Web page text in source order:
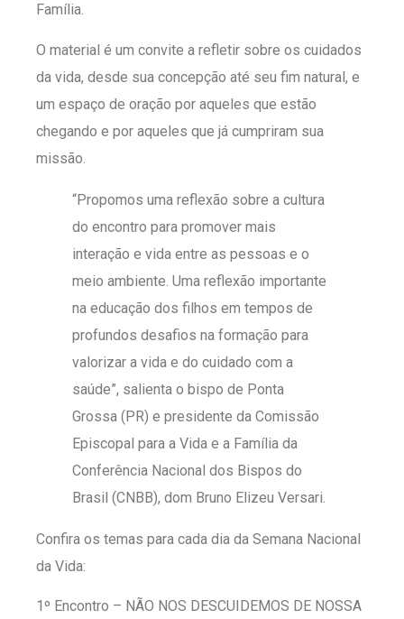
Família.
O material é um convite a refletir sobre os cuidados
da vida, desde sua concepção até seu fim natural, e
um espaço de oração por aqueles que estão
chegando e por aqueles que já cumpriram sua
missão.
“Propomos uma reflexão sobre a cultura
do encontro para promover mais
interação e vida entre as pessoas e o
meio ambiente. Uma reflexão importante
na educação dos filhos em tempos de
profundos desafios na formação para
valorizar a vida e do cuidado com a
saúde”, salienta o bispo de Ponta
Grossa (PR) e presidente da Comissão
Episcopal para a Vida e a Família da
Conferência Nacional dos Bispos do
Brasil (CNBB), dom Bruno Elizeu Versari.
Confira os temas para cada dia da Semana Nacional
da Vida:
1º Encontro – NÃO NOS DESCUIDEMOS DE NOSSA